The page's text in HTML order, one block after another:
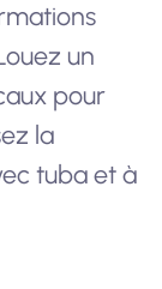
un
pour
la
tuba et à